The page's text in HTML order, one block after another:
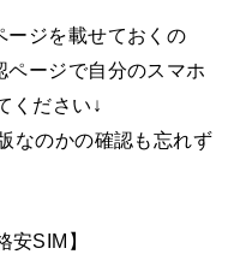
ージを載せておくの
ページで自分のスマホ
ください↓
なのかの確認も忘れず
安SIM】